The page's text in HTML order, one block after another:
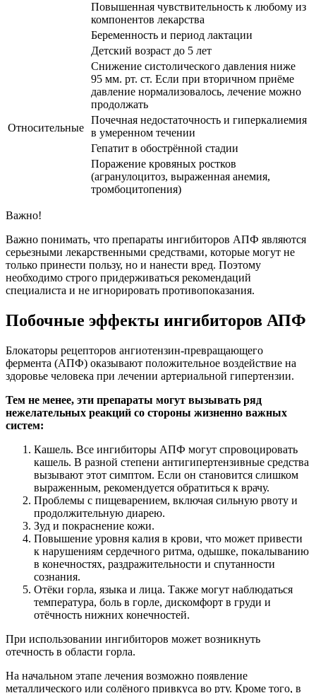
Повышенная чувствительность к любому из
компонентов лекарства
Беременность и период лактации
Детский возраст до 5 лет
Относительные
Снижение систолического давления ниже
95 мм. рт. ст. Если при вторичном приёме
давление нормализовалось, лечение можно
продолжать
Почечная недостаточность и гиперкалиемия
в умеренном течении
Гепатит в обострённой стадии
Поражение кровяных ростков
(агранулоцитоз, выраженная анемия,
тромбоцитопения)
Важно!
Важно понимать, что препараты ингибиторов АПФ являются
серьезными лекарственными средствами, которые могут не
только принести пользу, но и нанести вред. Поэтому
необходимо строго придерживаться рекомендаций
специалиста и не игнорировать противопоказания.
Побочные эффекты ингибиторов АПФ
Блокаторы рецепторов ангиотензин-превращающего
фермента (АПФ) оказывают положительное воздействие на
здоровье человека при лечении артериальной гипертензии.
Тем не менее, эти препараты могут вызывать ряд
нежелательных реакций со стороны жизненно важных
систем:
Кашель. Все ингибиторы АПФ могут спровоцировать
кашель. В разной степени антигипертензивные средства
вызывают этот симптом. Если он становится слишком
выраженным, рекомендуется обратиться к врачу.
Проблемы с пищеварением, включая сильную рвоту и
продолжительную диарею.
Зуд и покраснение кожи.
Повышение уровня калия в крови, что может привести
к нарушениям сердечного ритма, одышке, покалыванию
в конечностях, раздражительности и спутанности
сознания.
Отёки горла, языка и лица. Также могут наблюдаться
температура, боль в горле, дискомфорт в груди и
отёчность нижних конечностей.
При использовании ингибиторов может возникнуть
отечность в области горла.
На начальном этапе лечения возможно появление
металлического или солёного привкуса во рту. Кроме того, в